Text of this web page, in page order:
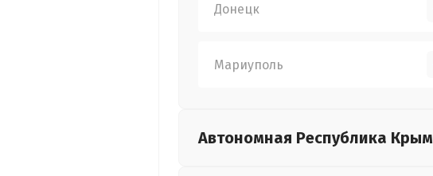
Донецк
Мариуполь
Автономная Республика Крым